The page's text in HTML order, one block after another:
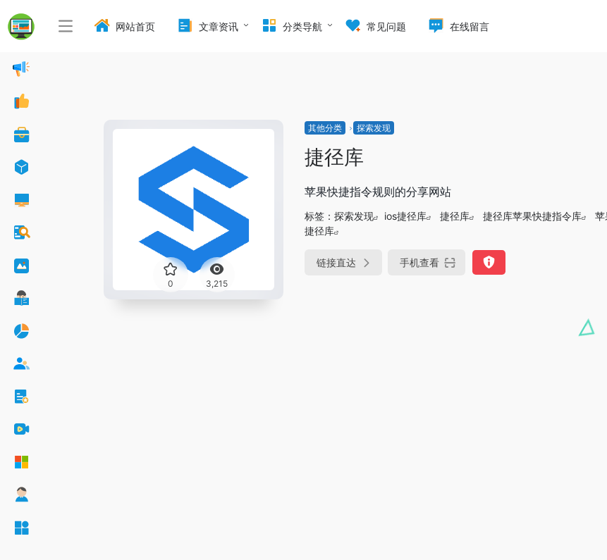
网站首页 文章资讯 分类导航 常见问题 在线留言
0 3,215
其他分类 探索发现
捷径库
苹果快捷指令规则的分享网站
标签： 探索发现 ios捷径库 捷径库 捷径库苹果快捷指令库
苹
捷径库
链接直达 手机查看